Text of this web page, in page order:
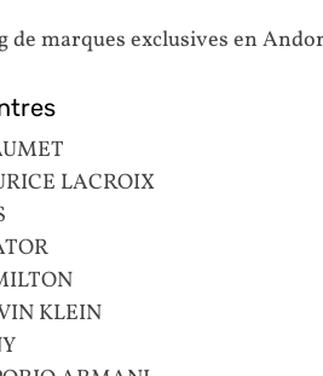
de marques exclusives en
LACROIX
KLEIN